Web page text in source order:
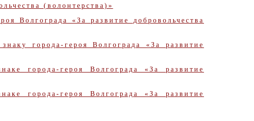
(волонтерства)»
Волгограда «За развитие добровольчества
города-героя Волгограда «За развитие
города-героя Волгограда «За развитие
города-героя Волгограда «За развитие